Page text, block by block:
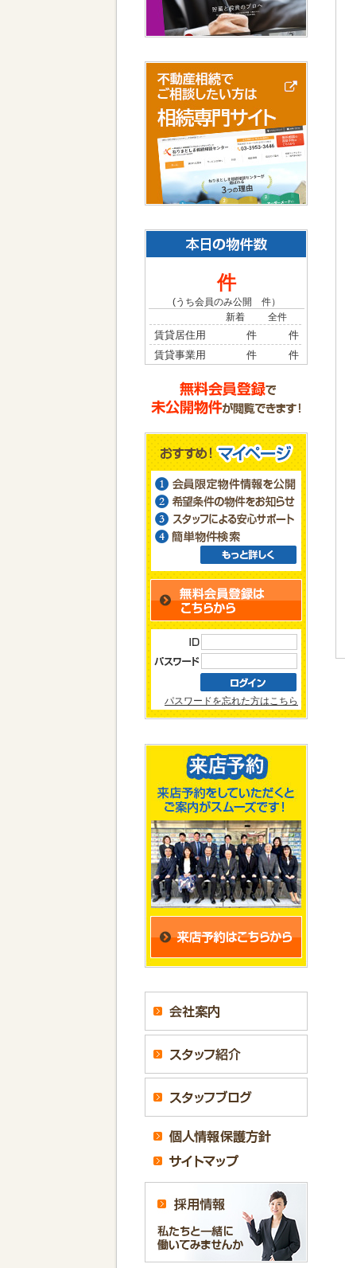
件
(うち会員のみ公開 件）
新着
全件
賃貸居住用 件
件
賃貸事業用
件 件
パスワードを忘れた方はこちら